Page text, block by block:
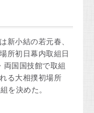
新小結の若元春、
所初日幕内取組日
国国技館で取組
る大相撲初場所
を決めた。